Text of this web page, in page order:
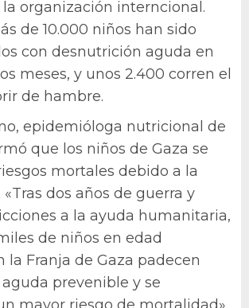
organización interncional.
de 10.000 niños han sido
con desnutrición aguda en
meses, y unos 2.400 corren el
de hambre.
epidemióloga nutricional de
que los niños de Gaza se
mortales debido a la
dos años de guerra y
a la ayuda humanitaria,
de niños en edad
la Franja de Gaza padecen
prevenible y se